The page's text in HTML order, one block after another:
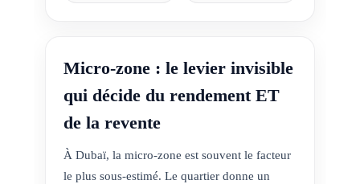
Micro-zone : le levier invisible
qui décide du rendement ET
de la revente
À Dubaï, la micro-zone est souvent le facteur
le plus sous-estimé. Le quartier donne un